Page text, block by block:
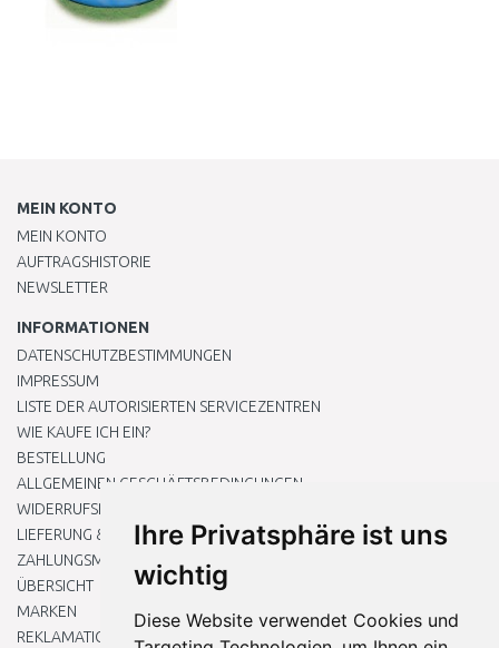
Ihre Privatsphäre ist uns
wichtig
Diese Website verwendet Cookies und
MEIN KONTO
MEIN KONTO
AUFTRAGSHISTORIE
NEWSLETTER
INFORMATIONEN
DATENSCHUTZBESTIMMUNGEN
IMPRESSUM
LISTE DER AUTORISIERTEN SERVICEZENTREN
WIE KAUFE ICH EIN?
BESTELLUNG
ALLGEMEINEN GESCHÄFTSBEDINGUNGEN
WIDERRUFSRECHT
LIEFERUNG & ZAHLUNG
ZAHLUNGSMETHODEN
ÜBERSICHT
MARKEN
REKLAMATIONEN UND RETOUREN